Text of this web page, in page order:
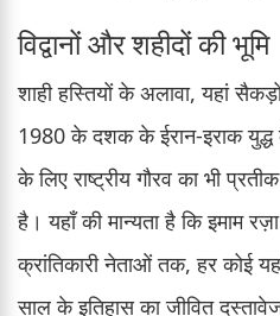
विद्वानों और शहीदों की भूमि
शाही हस्तियों के अलावा, यहां
1980 के दशक के ईरान-इराक युद्ध
के लिए राष्ट्रीय गौरव का भी
है। यहाँ की मान्यता है कि इमाम
क्रांतिकारी नेताओं तक, हर कोई
साल के इतिहास का जीवित